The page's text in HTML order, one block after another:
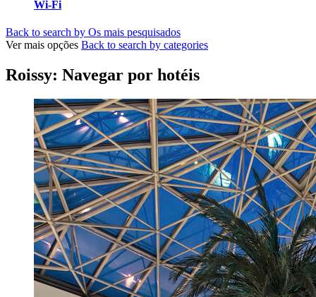
Wi-Fi
Back to search by Os mais pesquisados
Ver mais opções Back to search by categories
Roissy: Navegar por hotéis